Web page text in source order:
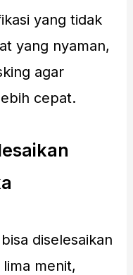
yang tidak
yang nyaman,
agar
cepat.
diselesaikan
menit,